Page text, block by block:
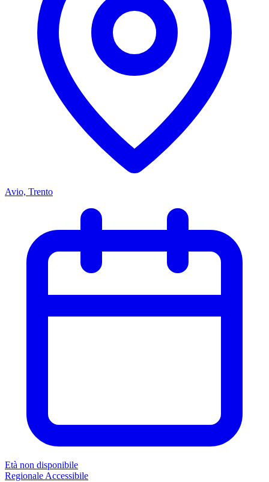
Avio, Trento
Età non disponibile
Regionale Accessibile